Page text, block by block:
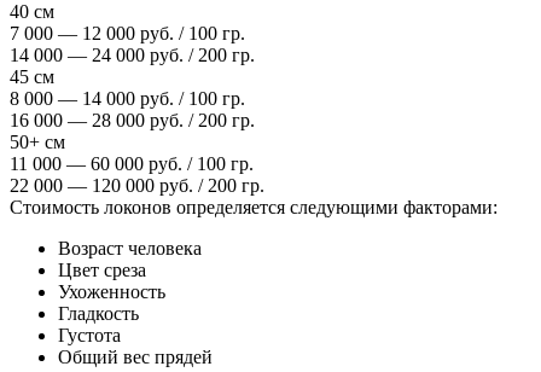
40 см
7 000 — 12 000 руб. / 100 гр.
14 000 — 24 000 руб. / 200 гр.
45 см
8 000 — 14 000 руб. / 100 гр.
16 000 — 28 000 руб. / 200 гр.
50+ см
11 000 — 60 000 руб. / 100 гр.
22 000 — 120 000 руб. / 200 гр.
Стоимость локонов определяется следующими факторами:
Возраст человека
Цвет среза
Ухоженность
Гладкость
Густота
Общий вес прядей